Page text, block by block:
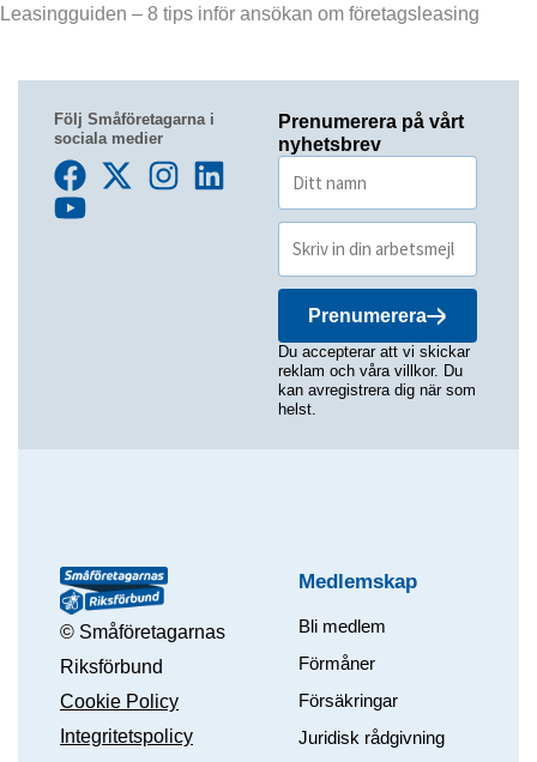
Leasingguiden – 8 tips inför ansökan om företagsleasing
Följ Småföretagarna i
sociala medier
Prenumerera på vårt
nyhetsbrev
Prenumerera
Du accepterar att vi skickar
reklam och våra villkor. Du
kan avregistrera dig när som
helst.
© Småföretagarnas
Riksförbund
Cookie Policy
Integritetspolicy
Medlemskap
Bli medlem
Förmåner
Försäkringar
Juridisk rådgivning